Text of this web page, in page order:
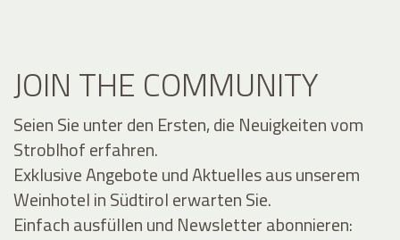
JOIN THE COMMUNITY
Seien Sie unter den Ersten, die Neuigkeiten vom
Stroblhof erfahren.
Exklusive Angebote und Aktuelles aus unserem
Weinhotel in Südtirol erwarten Sie.
Einfach ausfüllen und Newsletter abonnieren: